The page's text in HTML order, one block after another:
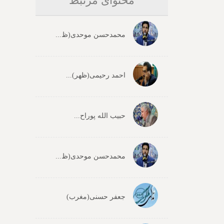
محمدحسن موحدی(ظ...
احمد رحیمی(ظهر)...
حبیب الله پوراح...
محمدحسن موحدی(ظ...
جعفر حسنی(مغرب)